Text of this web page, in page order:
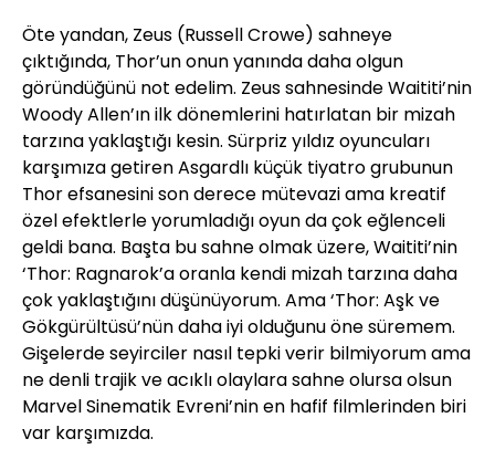
Öte yandan, Zeus (Russell Crowe) sahneye
çıktığında, Thor’un onun yanında daha olgun
göründüğünü not edelim. Zeus sahnesinde Waititi’nin
Woody Allen’ın ilk dönemlerini hatırlatan bir mizah
tarzına yaklaştığı kesin. Sürpriz yıldız oyuncuları
karşımıza getiren Asgardlı küçük tiyatro grubunun
Thor efsanesini son derece mütevazi ama kreatif
özel efektlerle yorumladığı oyun da çok eğlenceli
geldi bana. Başta bu sahne olmak üzere, Waititi’nin
‘Thor: Ragnarok’a oranla kendi mizah tarzına daha
çok yaklaştığını düşünüyorum. Ama ‘Thor: Aşk ve
Gökgürültüsü’nün daha iyi olduğunu öne süremem.
Gişelerde seyirciler nasıl tepki verir bilmiyorum ama
ne denli trajik ve acıklı olaylara sahne olursa olsun
Marvel Sinematik Evreni’nin en hafif filmlerinden biri
var karşımızda.